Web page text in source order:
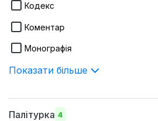
Кодекс
Коментар
Монографія
Показати більше
Палітурка 4